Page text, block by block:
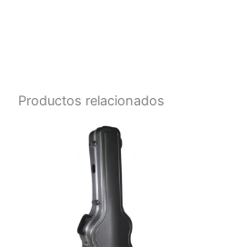
Productos relacionados